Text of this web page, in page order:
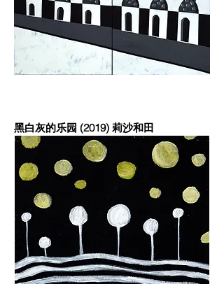
黑白灰的乐园 (2019) 莉沙和田